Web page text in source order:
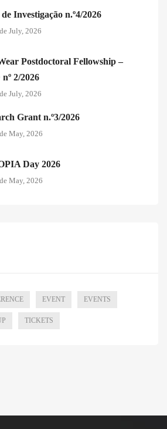
Investigação n.º4/2026
July, 2026
Postdoctoral Fellowship –
2/2026
July, 2026
Grant n.º3/2026
May, 2026
Day 2026
May, 2026
EVENT EVENTS
TICKETS